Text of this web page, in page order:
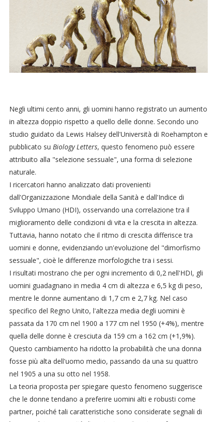
Negli ultimi cento anni, gli uomini hanno registrato un aumento
in altezza doppio rispetto a quello delle donne. Secondo uno
studio guidato da Lewis Halsey dell'Università di Roehampton e
pubblicato su Biology Letters, questo fenomeno può essere
attribuito alla "selezione sessuale", una forma di selezione
naturale.
I ricercatori hanno analizzato dati provenienti
dall'Organizzazione Mondiale della Sanità e dall'Indice di
Sviluppo Umano (HDI), osservando una correlazione tra il
miglioramento delle condizioni di vita e la crescita in altezza.
Tuttavia, hanno notato che il ritmo di crescita differisce tra
uomini e donne, evidenziando un'evoluzione del "dimorfismo
sessuale", cioè le differenze morfologiche tra i sessi.
I risultati mostrano che per ogni incremento di 0,2 nell'HDI, gli
uomini guadagnano in media 4 cm di altezza e 6,5 kg di peso,
mentre le donne aumentano di 1,7 cm e 2,7 kg. Nel caso
specifico del Regno Unito, l'altezza media degli uomini è
passata da 170 cm nel 1900 a 177 cm nel 1950 (+4%), mentre
quella delle donne è cresciuta da 159 cm a 162 cm (+1,9%).
Questo cambiamento ha ridotto la probabilità che una donna
fosse più alta dell'uomo medio, passando da una su quattro
nel 1905 a una su otto nel 1958.
La teoria proposta per spiegare questo fenomeno suggerisce
che le donne tendano a preferire uomini alti e robusti come
partner, poiché tali caratteristiche sono considerate segnali di